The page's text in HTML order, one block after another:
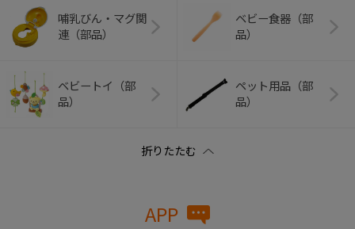
哺乳びん・マグ関
連（部品）
ベビー食器（部
品）
ベビートイ（部
品）
ペット用品（部
品）
APP